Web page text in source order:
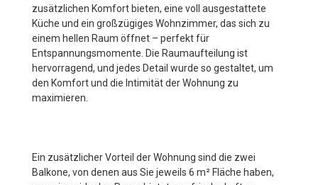
zusätzlichen Komfort bieten, eine voll ausgestattete
Küche und ein großzügiges Wohnzimmer, das sich zu
einem hellen Raum öffnet – perfekt für
Entspannungsmomente. Die Raumaufteilung ist
hervorragend, und jedes Detail wurde so gestaltet, um
den Komfort und die Intimität der Wohnung zu
maximieren.
Ein zusätzlicher Vorteil der Wohnung sind die zwei
Balkone, von denen aus Sie jeweils 6 m² Fläche haben,